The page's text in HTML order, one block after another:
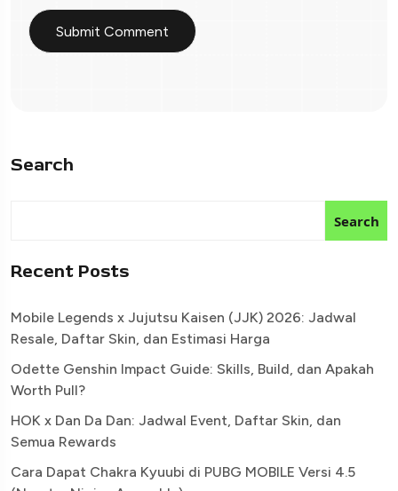
Search
Search
Recent Posts
Mobile Legends x Jujutsu Kaisen (JJK) 2026: Jadwal
Resale, Daftar Skin, dan Estimasi Harga
Odette Genshin Impact Guide: Skills, Build, dan Apakah
Worth Pull?
HOK x Dan Da Dan: Jadwal Event, Daftar Skin, dan
Semua Rewards
Cara Dapat Chakra Kyuubi di PUBG MOBILE Versi 4.5